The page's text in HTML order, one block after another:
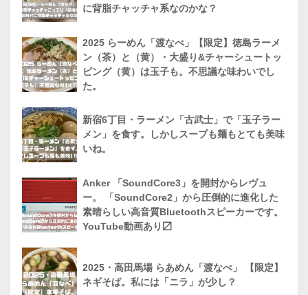
に背脂チャッチャ系なのかな？
2025 らーめん「渡なべ」【限定】徳島ラーメ
ン（茶）と（黄）・大盛り&チャーシュートッ
ピング（黄）は玉子も。不思議な味わいでし
た。
新宿6丁目・ラーメン「古武士」で「玉子ラー
メン」を食す。しかしスープも麺もとても美味
いね。
Anker 「SoundCore3」を開封からレヴュ
ー。 「SoundCore2」から圧倒的に進化した
素晴らしい高音質Bluetoothスピーカーです。
YouTube動画あり〼
2025・高田馬場 らあめん「渡なべ」 【限定】
ネギそば。私には「ニラ」が少し？